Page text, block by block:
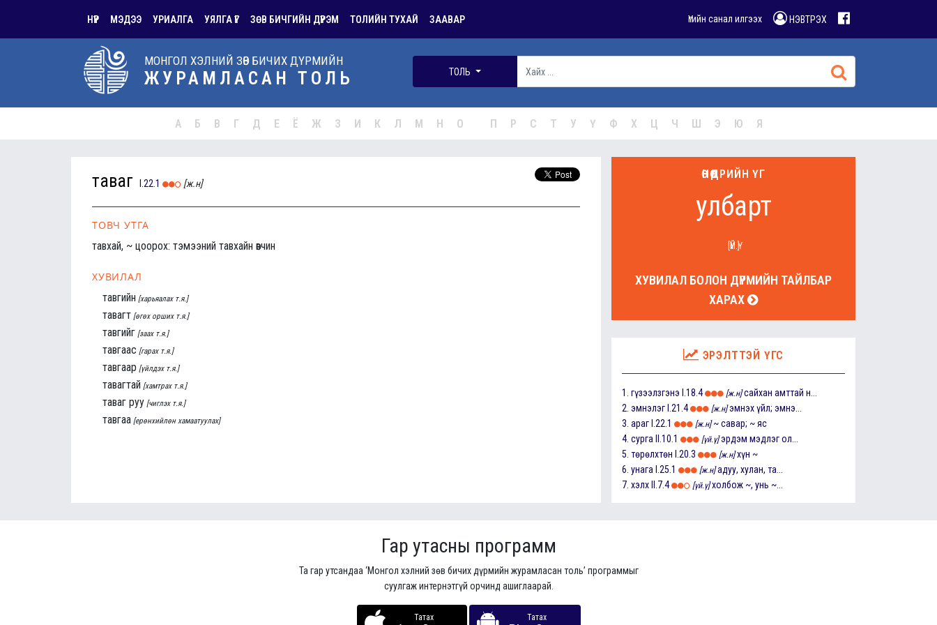
НҮҮР МЭДЭЭ УРИАЛГА УЯЛГА ҮГ ЗӨВ БИЧГИЙН ДҮРЭМ ТОЛИЙН ТУХАЙ ЗААВАР Үгийн санал илгээх НЭВТРЭХ
МОНГОЛ ХЭЛНИЙ ЗӨВ БИЧИХ ДҮРМИЙН
ЖУРАМЛАСАН ТОЛЬ ТОЛЬ
А Б В Г Д Е Ё Ж З И К Л М Н О П Р С Т У Ү Ф Х Ц Ч Ш Э Ю Я
таваг I.22.1 [ж.н]
ТОВЧ УТГА
тавхай, ~ цоорох: тэмээний тавхайн өвчин
ХУВИЛАЛ
тавгийн [харьяалах т.я.]
тавагт [өгөх орших т.я.]
тавгийг [заах т.я.]
тавгаас [гарах т.я.]
тавгаар [үйлдэх т.я.]
тавагтай [хамтрах т.я.]
таваг руу [чиглэх т.я.]
тавгаа [ерөнхийлөн хамаатуулах]
ӨНӨӨДРИЙН ҮГ
улбарт
[ҮЙ.Ү]
ХУВИЛАЛ БОЛОН ДҮРМИЙН ТАЙЛБАР
ХАРАХ
ЭРЭЛТТЭЙ ҮГС
1. гүзээлзгэнэ I.18.4 [ж.н] сайхан амттай н...
2. эмнэлэг I.21.4 [ж.н] эмнэх үйл; эмнэ...
3. араг I.22.1 [ж.н] ~ савар; ~ яс
4. сурга II.10.1 [үй.ү] эрдэм мэдлэг ол...
5. төрөлхтөн I.20.3 [ж.н] хүн ~
6. унага I.25.1 [ж.н] адуу, хулан, та...
7. хэлх II.7.4 [үй.ү] холбож ~, унь ~...
Гар утасны программ
Та гар утсандаа ‘Монгол хэлний зөв бичих дүрмийн журамласан толь’ программыг
суулгаж интернэтгүй орчинд ашиглаарай.
Татах Татах